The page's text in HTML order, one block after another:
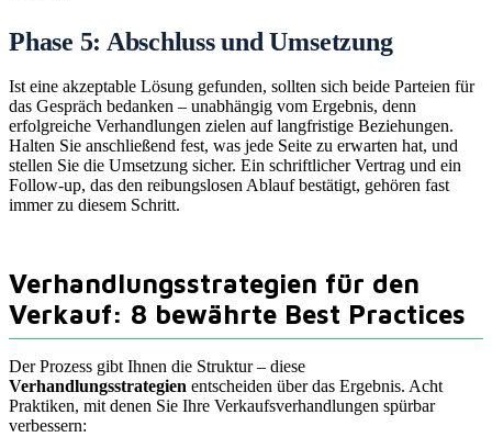
Phase 5: Abschluss und Umsetzung
Ist eine akzeptable Lösung gefunden, sollten sich beide Parteien für
das Gespräch bedanken – unabhängig vom Ergebnis, denn
erfolgreiche Verhandlungen zielen auf langfristige Beziehungen.
Halten Sie anschließend fest, was jede Seite zu erwarten hat, und
stellen Sie die Umsetzung sicher. Ein schriftlicher Vertrag und ein
Follow-up, das den reibungslosen Ablauf bestätigt, gehören fast
immer zu diesem Schritt.
Verhandlungsstrategien für den
Verkauf: 8 bewährte Best Practices
Der Prozess gibt Ihnen die Struktur – diese
Verhandlungsstrategien entscheiden über das Ergebnis. Acht
Praktiken, mit denen Sie Ihre Verkaufsverhandlungen spürbar
verbessern: